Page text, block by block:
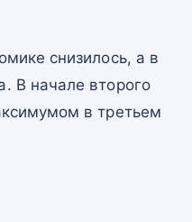
снизилось, а в
В начале второго
в третьем